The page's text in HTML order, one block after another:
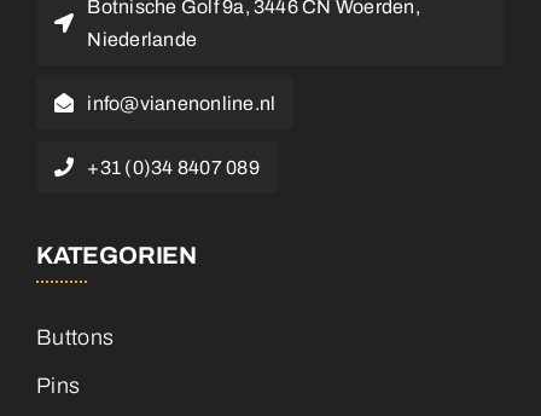
Botnische Golf 9a, 3446 CN Woerden,
Niederlande
info@vianenonline.nl
+31 (0)34 8407 089
KATEGORIEN
Buttons
Pins